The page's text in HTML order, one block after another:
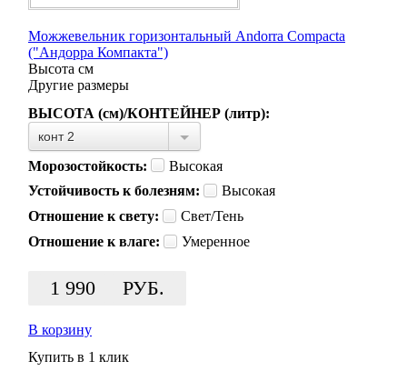
Можжевельник горизонтальный Andorra Compacta
("Андорра Компакта")
Высота см
Другие размеры
ВЫСОТА (см)/КОНТЕЙНЕР (литр):
конт 2
Морозостойкость:
Высокая
Устойчивость к болезням:
Высокая
Отношение к свету:
Свет/Тень
Отношение к влаге:
Умеренное
1 990 РУБ.
В корзину
Купить в 1 клик